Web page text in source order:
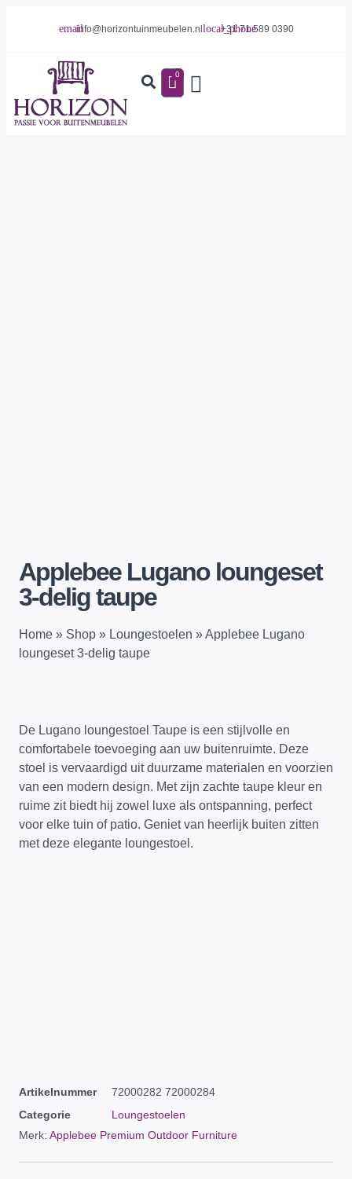
info@horizontuinmeubelen.nl +31 71 589 0390
0
Applebee Lugano loungeset
3-delig taupe
Home » Shop » Loungestoelen »Applebee Lugano
loungeset 3-delig taupe
De Lugano loungestoel Taupe is een stijlvolle en
comfortabele toevoeging aan uw buitenruimte. Deze
stoel is vervaardigd uit duurzame materialen en voorzien
van een modern design. Met zijn zachte taupe kleur en
ruime zit biedt hij zowel luxe als ontspanning, perfect
voor elke tuin of patio. Geniet van heerlijk buiten zitten
met deze elegante loungestoel.
Artikelnummer
72000282 72000284
Categorie
Loungestoelen
Merk: Applebee Premium Outdoor Furniture